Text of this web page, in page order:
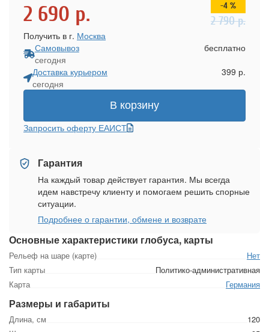
Основные характеристики глобуса, карты
Рельеф на шаре (карте)
Нет
Тип карты
Политико-административная
Карта
Германия
Размеры и габариты
Длина, см
120
2 690 р. -4 %
2 790р.
Получить в г. Москва
Самовывоз
сегодня
бесплатно
Доставка курьером
сегодня
399 р.
В корзину
Запросить оферту ЕАИСТ
Гарантия
На каждый товар действует гарантия. Мы всегда
идем навстречу клиенту и помогаем решить спорные
ситуации.
Подробнее о гарантии, обмене и возврате